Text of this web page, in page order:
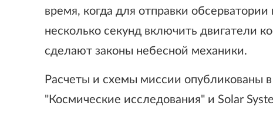
время, когда для отправки
несколько секунд включить двигатели
сделают законы небесной механики.
Расчеты и схемы миссии опубликованы
"Космические исследования" и Solar